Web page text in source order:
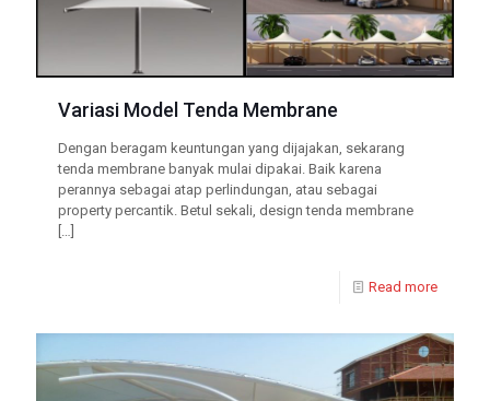
Variasi Model Tenda Membrane
Dengan beragam keuntungan yang dijajakan, sekarang
tenda membrane banyak mulai dipakai. Baik karena
perannya sebagai atap perlindungan, atau sebagai
property percantik. Betul sekali, design tenda membrane
[…]
Read more